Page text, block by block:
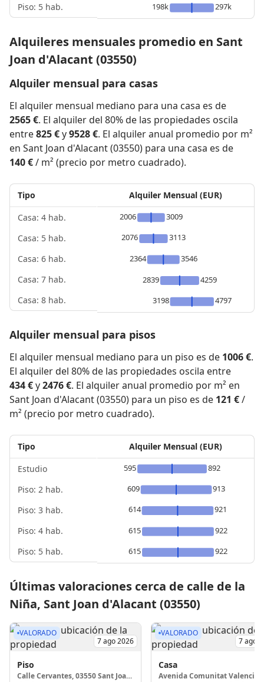
Piso: 5 hab.
198k
297k
Alquileres mensuales promedio en Sant
Joan d'Alacant (03550)
Alquiler mensual para casas
El alquiler mensual mediano para una casa es de
2565 €. El alquiler del 80% de las propiedades oscila
entre825 €y9528 €. El alquiler anual promedio por m²
en Sant Joan d'Alacant (03550) para una casa es de
140 €/ m² (precio por metro cuadrado).
Tipo
Casa: 4 hab.
Casa: 5 hab.
Casa: 6 hab.
Casa: 7 hab.
Casa: 8 hab.
Alquiler Mensual (EUR)
2006
3009
2076
3113
2364
3546
2839
4259
3198
4797
Alquiler mensual para pisos
El alquiler mensual mediano para un piso es de 1006 €.
El alquiler del 80% de las propiedades oscila entre
434 €y2476 €. El alquiler anual promedio por m² en
Sant Joan d'Alacant (03550) para un piso es de 121 €/
m² (precio por metro cuadrado).
Tipo
Estudio
Piso: 2 hab.
Piso: 3 hab.
Piso: 4 hab.
Piso: 5 hab.
Alquiler Mensual (EUR)
595
892
609
913
614
921
615
922
615
922
Últimas valoraciones cerca de calle de la
Niña, Sant Joan d'Alacant (03550)
VALORADO
7 ago 2026
Piso
Calle Cervantes, 03550 Sant Joan d'Alacant
VALORADO
7 ago
Casa